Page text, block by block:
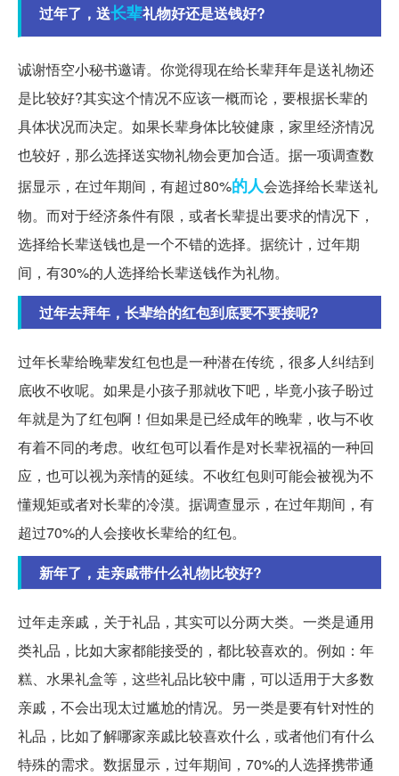
过年了，送长辈礼物好还是送钱好?
诚谢悟空小秘书邀请。你觉得现在给长辈拜年是送礼物还
是比较好?其实这个情况不应该一概而论，要根据长辈的
具体状况而决定。如果长辈身体比较健康，家里经济情况
也较好，那么选择送实物礼物会更加合适。据一项调查数
据显示，在过年期间，有超过80%的人会选择给长辈送礼
物。而对于经济条件有限，或者长辈提出要求的情况下，
选择给长辈送钱也是一个不错的选择。据统计，过年期
间，有30%的人选择给长辈送钱作为礼物。
过年去拜年，长辈给的红包到底要不要接呢?
过年长辈给晚辈发红包也是一种潜在传统，很多人纠结到
底收不收呢。如果是小孩子那就收下吧，毕竟小孩子盼过
年就是为了红包啊！但如果是已经成年的晚辈，收与不收
有着不同的考虑。收红包可以看作是对长辈祝福的一种回
应，也可以视为亲情的延续。不收红包则可能会被视为不
懂规矩或者对长辈的冷漠。据调查显示，在过年期间，有
超过70%的人会接收长辈给的红包。
新年了，走亲戚带什么礼物比较好?
过年走亲戚，关于礼品，其实可以分两大类。一类是通用
类礼品，比如大家都能接受的，都比较喜欢的。例如：年
糕、水果礼盒等，这些礼品比较中庸，可以适用于大多数
亲戚，不会出现太过尴尬的情况。另一类是要有针对性的
礼品，比如了解哪家亲戚比较喜欢什么，或者他们有什么
特殊的需求。数据显示，过年期间，70%的人选择携带通